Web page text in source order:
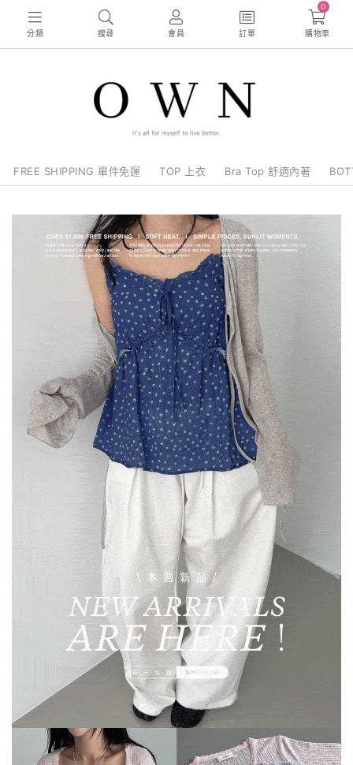
分類 搜尋 會員 訂單
0
購物車
FREE SHIPPING 單件免運 TOP 上衣 Bra Top 舒適內著